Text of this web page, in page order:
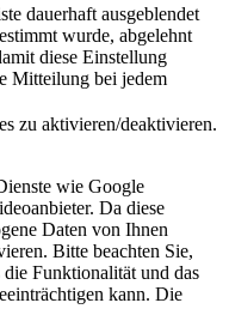
dauerhaft ausgeblendet
wurde, abgelehnt
diese Einstellung
Mitteilung bei jedem
zu aktivieren/deaktivieren.
wie Google
Da diese
Daten von Ihnen
Bitte beachten Sie,
Funktionalität und das
kann. Die